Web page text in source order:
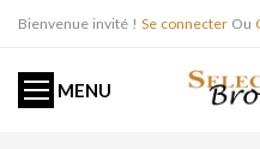
Bienvenue invité ! Se connecter Ou
MENU